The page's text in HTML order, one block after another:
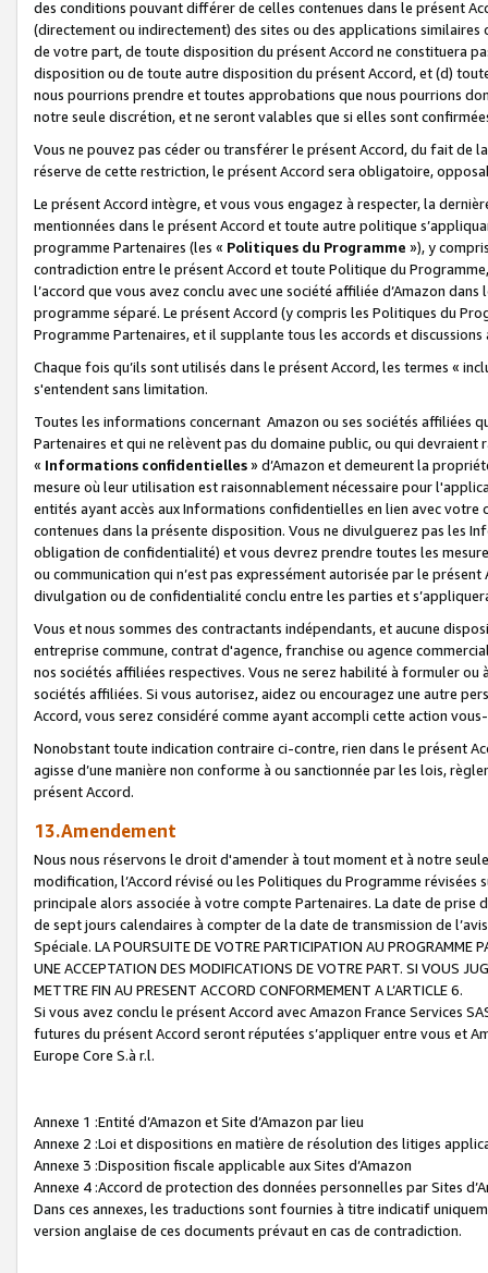
des conditions pouvant différer de celles contenues dans le présent
(directement ou indirectement) des sites ou des applications
de votre part, de toute disposition du présent Accord ne constituera
disposition ou de toute autre disposition du présent Accord, et (d)
nous pourrions prendre et toutes approbations que nous pourrions
notre seule discrétion, et ne seront valables que si elles sont
Vous ne pouvez pas céder ou transférer le présent Accord, du fait de
réserve de cette restriction, le présent Accord sera obligatoire,
Le présent Accord intègre, et vous vous engagez à respecter, la
mentionnées dans le présent Accord et toute autre politique
programme Partenaires (les « Politiques du Programme »), y
contradiction entre le présent Accord et toute Politique du
l’accord que vous avez conclu avec une société affiliée d’Amazon
programme séparé. Le présent Accord (y compris les Politiques du
Programme Partenaires, et il supplante tous les accords et discussions
Chaque fois qu’ils sont utilisés dans le présent Accord, les termes «
s'entendent sans limitation.
Toutes les informations concernant Amazon ou ses sociétés affiliées
Partenaires et qui ne relèvent pas du domaine public, ou qui
« Informations confidentielles» d’Amazon et demeurent la
mesure où leur utilisation est raisonnablement nécessaire pour
entités ayant accès aux Informations confidentielles en lien avec
contenues dans la présente disposition. Vous ne divulguerez pas les
obligation de confidentialité) et vous devrez prendre toutes les
ou communication qui n’est pas expressément autorisée par le
divulgation ou de confidentialité conclu entre les parties et
Vous et nous sommes des contractants indépendants, et aucune
entreprise commune, contrat d'agence, franchise ou agence
nos sociétés affiliées respectives. Vous ne serez habilité à formuler
sociétés affiliées. Si vous autorisez, aidez ou encouragez une autre
Accord, vous serez considéré comme ayant accompli cette action
Nonobstant toute indication contraire ci-contre, rien dans le présent
agisse d’une manière non conforme à ou sanctionnée par les lois,
présent Accord.
13.Amendement
Nous nous réservons le droit d'amender à tout moment et à notre
modification, l’Accord révisé ou les Politiques du Programme
principale alors associée à votre compte Partenaires. La date de
de sept jours calendaires à compter de la date de transmission de
Spéciale. LA POURSUITE DE VOTRE PARTICIPATION AU PROGRAMME
UNE ACCEPTATION DES MODIFICATIONS DE VOTRE PART. SI VOUS
METTRE FIN AU PRESENT ACCORD CONFORMEMENT A L’ARTICLE 6.
Si vous avez conclu le présent Accord avec Amazon France Services
futures du présent Accord seront réputées s’appliquer entre vous et
Europe Core S.à r.l.
Annexe 1 :Entité d’Amazon et Site d’Amazon par lieu
Annexe 2 :Loi et dispositions en matière de résolution des litiges
Annexe 3 :Disposition fiscale applicable aux Sites d’Amazon
Annexe 4 :Accord de protection des données personnelles par Sites
Dans ces annexes, les traductions sont fournies à titre indicatif
version anglaise de ces documents prévaut en cas de contradiction.